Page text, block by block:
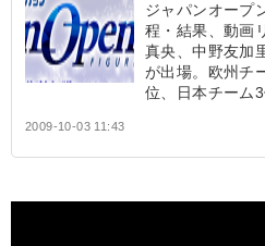
ジャパンオープ
程・結果、動画
真央、中野友加
が出場。欧州チ
位、日本チーム3
2009-10-03 11:43